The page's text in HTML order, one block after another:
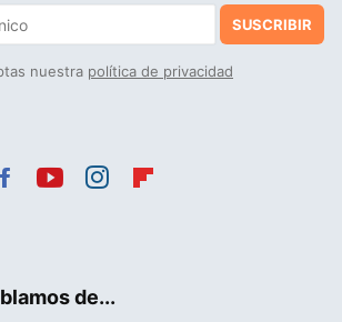
SUSCRIBIR
nuestra política de privacidad
de...